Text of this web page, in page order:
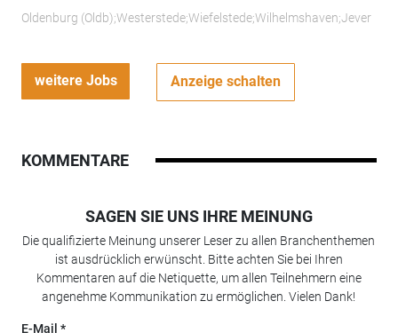
Oldenburg (Oldb);Westerstede;Wiefelstede;Wilhelmshaven;Jever
weitere Jobs Anzeige schalten
KOMMENTARE
SAGEN SIE UNS IHRE MEINUNG
Die qualifizierte Meinung unserer Leser zu allen Branchenthemen
ist ausdrücklich erwünscht. Bitte achten Sie bei Ihren
Kommentaren auf die Netiquette, um allen Teilnehmern eine
angenehme Kommunikation zu ermöglichen. Vielen Dank!
E-Mail